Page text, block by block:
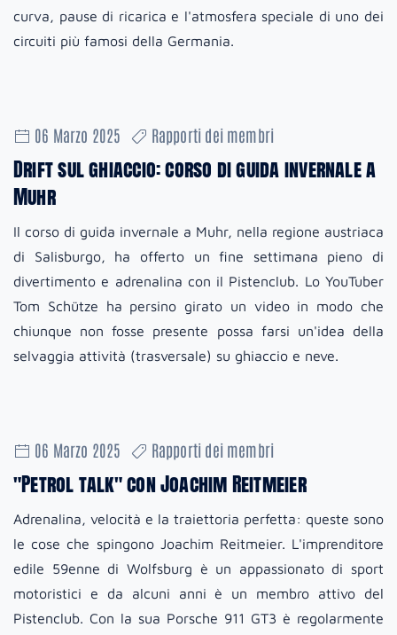
curva, pause di ricarica e l'atmosfera speciale di uno dei
circuiti più famosi della Germania.
06 Marzo 2025 Rapporti dei membri
Drift sul ghiaccio: corso di guida invernale a
Muhr
Il corso di guida invernale a Muhr, nella regione austriaca
di Salisburgo, ha offerto un fine settimana pieno di
divertimento e adrenalina con il Pistenclub. Lo YouTuber
Tom Schütze ha persino girato un video in modo che
chiunque non fosse presente possa farsi un'idea della
selvaggia attività (trasversale) su ghiaccio e neve.
06 Marzo 2025 Rapporti dei membri
"Petrol talk" con Joachim Reitmeier
Adrenalina, velocità e la traiettoria perfetta: queste sono
le cose che spingono Joachim Reitmeier. L'imprenditore
edile 59enne di Wolfsburg è un appassionato di sport
motoristici e da alcuni anni è un membro attivo del
Pistenclub. Con la sua Porsche 911 GT3 è regolarmente